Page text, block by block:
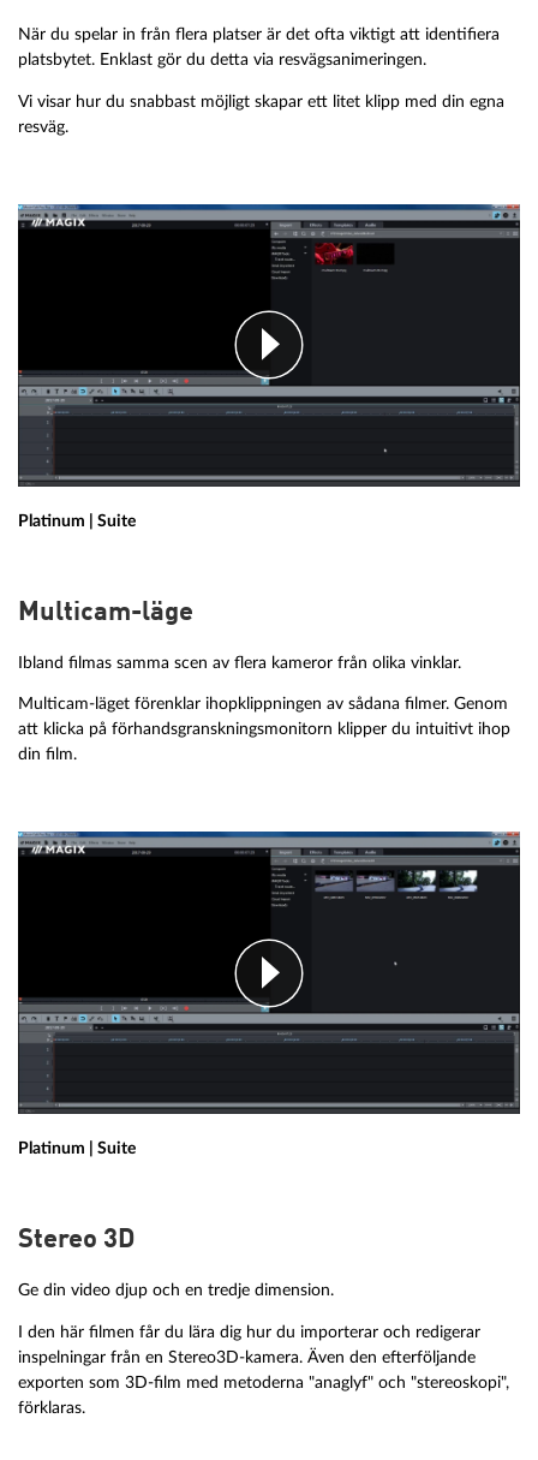
När du spelar in från flera platser är det ofta viktigt att identifiera
platsbytet. Enklast gör du detta via resvägsanimeringen.
Vi visar hur du snabbast möjligt skapar ett litet klipp med din egna
resväg.
Platinum | Suite
Multicam-läge
Ibland filmas samma scen av flera kameror från olika vinklar.
Multicam-läget förenklar ihopklippningen av sådana filmer. Genom
att klicka på förhandsgranskningsmonitorn klipper du intuitivt ihop
din film.
Platinum | Suite
Stereo 3D
Ge din video djup och en tredje dimension.
I den här filmen får du lära dig hur du importerar och redigerar
inspelningar från en Stereo3D-kamera. Även den efterföljande
exporten som 3D-film med metoderna "anaglyf" och "stereoskopi",
förklaras.